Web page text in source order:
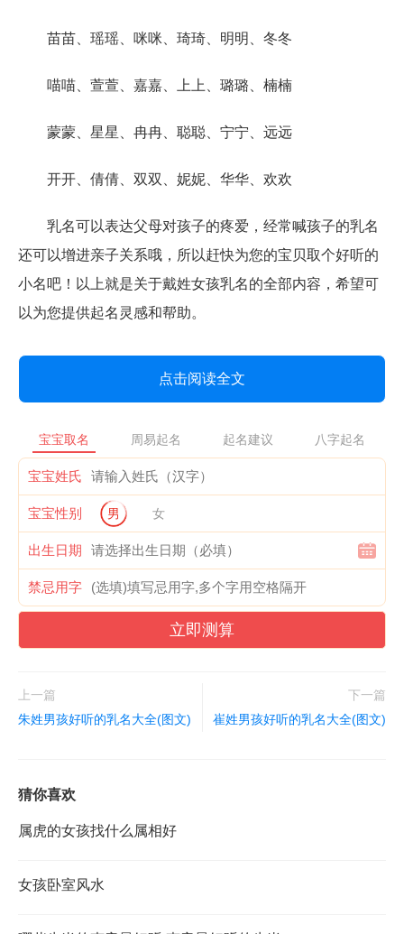
苗苗、瑶瑶、咪咪、琦琦、明明、冬冬
喵喵、萱萱、嘉嘉、上上、璐璐、楠楠
蒙蒙、星星、冉冉、聪聪、宁宁、远远
开开、倩倩、双双、妮妮、华华、欢欢
乳名可以表达父母对孩子的疼爱，经常喊孩子的乳名
还可以增进亲子关系哦，所以赶快为您的宝贝取个好听的
小名吧！以上就是关于戴姓女孩乳名的全部内容，希望可
以为您提供起名灵感和帮助。
点击阅读全文
宝宝取名 周易起名 起名建议 八字起名
宝宝姓氏
宝宝性别 男 女
出生日期
禁忌用字
立即测算
上一篇
朱姓男孩好听的乳名大全(图文)
下一篇
崔姓男孩好听的乳名大全(图文)
猜你喜欢
属虎的女孩找什么属相好
女孩卧室风水